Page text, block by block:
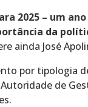
2025 – um
da
ainda José
por tipologia
de